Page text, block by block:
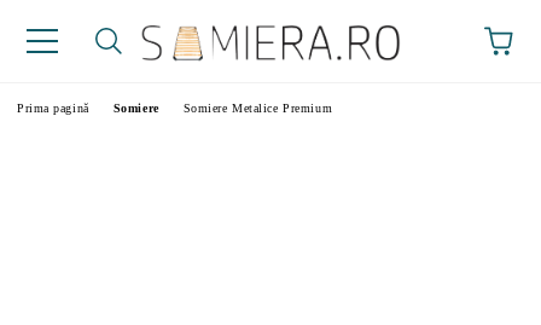
Prima pagină Somiere Somiere Metalice Premium